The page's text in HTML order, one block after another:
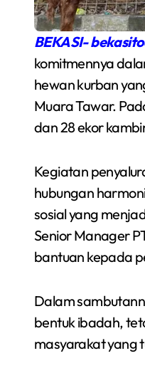
BEKASI-
komitmennya
hewan kurban
Muara Tawar.
dan 28 ekor
Kegiatan
hubungan
sosial yang
Senior Manager
bantuan kepada
Dalam
bentuk ibadah,
masyarakat yang
Ride
Redaksi